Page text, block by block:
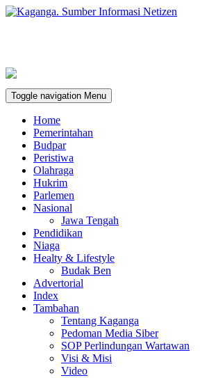
Toggle navigation Menu
Home
Pemerintahan
Budpar
Peristiwa
Olahraga
Hukrim
Parlemen
Nasional
Jawa Tengah
Pendidikan
Niaga
Healty & Lifestyle
Budak Ben
Advertorial
Index
Tambahan
Tentang Kaganga
Pedoman Media Siber
SOP Perlindungan Wartawan
Visi & Misi
Video